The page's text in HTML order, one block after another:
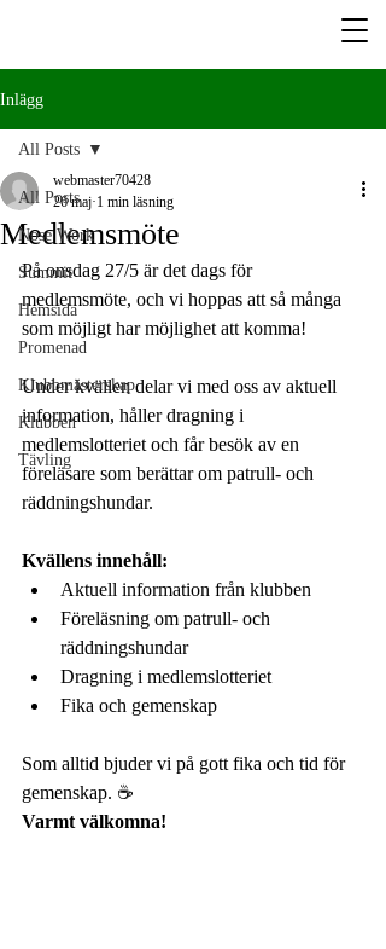
Inlägg
All Posts
Nose Work
Summit
Hemsida
Promenad
Klubbmästerskap
Klubben
Tävling
All Posts
Medlemsmöte
webmaster70428
26 maj 1 min läsning
På onsdag 27/5 är det dags för
medlemsmöte, och vi hoppas att så många
som möjligt har möjlighet att komma!
Under kvällen delar vi med oss av aktuell
information, håller dragning i
medlemslotteriet och får besök av en
föreläsare som berättar om patrull- och
räddningshundar.
Kvällens innehåll:
Aktuell information från klubben
Föreläsning om patrull- och
räddningshundar
Dragning i medlemslotteriet
Fika och gemenskap
Som alltid bjuder vi på gott fika och tid för
gemenskap. ☕
Varmt välkomna!